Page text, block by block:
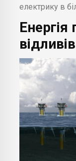
електрику в
Енергія
відливів